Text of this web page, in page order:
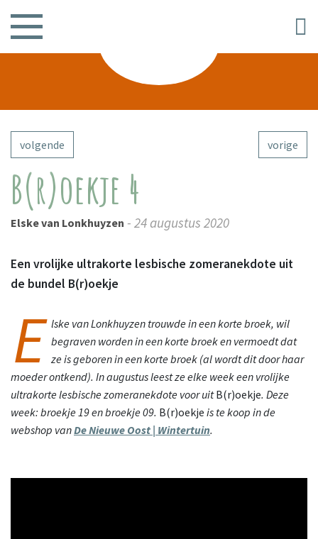
volgende vorige
B(r)oekje 4
Elske van Lonkhuyzen - 24 augustus 2020
Een vrolijke ultrakorte lesbische zomeranekdote uit
de bundel B(r)oekje
E lske van Lonkhuyzen trouwde in een korte broek, wil
begraven worden in een korte broek en vermoedt dat
ze is geboren in een korte broek (al wordt dit door haar
moeder ontkend). In augustus leest ze elke week een vrolijke
ultrakorte lesbische zomeranekdote voor uitB(r)oekje. Deze
week: broekje 19 en broekje 09. B(r)oekje is te koop in de
webshop vanDe Nieuwe Oost | Wintertuin.